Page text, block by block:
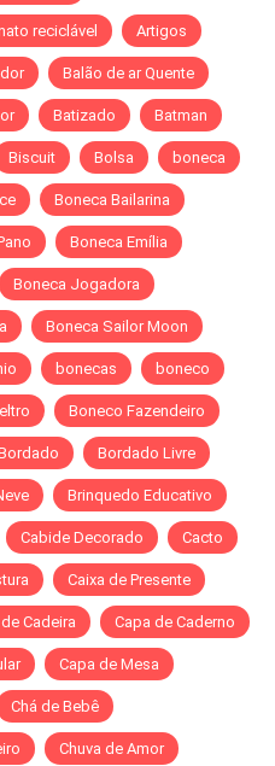
reciclável Artigos
Balão de ar Quente
Batizado Batman
Biscuit Bolsa boneca
Boneca Bailarina
Boneca Emília
Boneca Jogadora
Boneca Sailor Moon
bonecas boneco
Boneco Fazendeiro
Bordado Livre
Brinquedo Educativo
Cabide Decorado Cacto
Caixa de Presente
Cadeira Capa de Caderno
Capa de Mesa
Chá de Bebê
Chuva de Amor